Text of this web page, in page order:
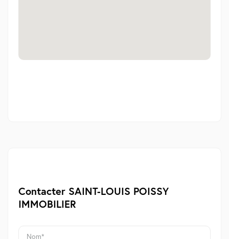
Contacter SAINT-LOUIS POISSY
IMMOBILIER